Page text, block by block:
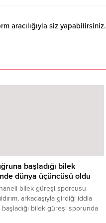
aracılığıyla siz yapabilirsiniz.
başladığı bilek
dünya üçüncüsü oldu
bilek güreşi sporcusu
arkadaşıyla girdiği iddia
bilek güreşi sporunda